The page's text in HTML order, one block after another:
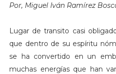
Por, Miguel Iván Ramírez
Lugar de transito casi
que dentro de su espíritu
se ha convertido en un
muchas energías que han